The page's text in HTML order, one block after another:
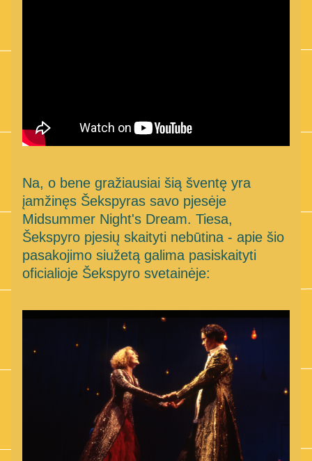
Na, o bene gražiausiai šią šventę yra
įamžinęs Šekspyras savo pjesėje
Midsummer Night's Dream. Tiesa,
Šekspyro pjesių skaityti nebūtina - apie šio
pasakojimo siužetą galima pasiskaityti
oficialioje Šekspyro svetainėje: